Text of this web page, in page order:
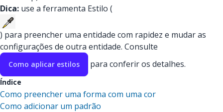
Dica: use a ferramenta Estilo (
) para preencher uma entidade com rapidez e mudar as
configurações de outra entidade. Consulte
Como aplicar estilos para conferir os detalhes.
Índice
Como preencher uma forma com uma cor
Como adicionar um padrão